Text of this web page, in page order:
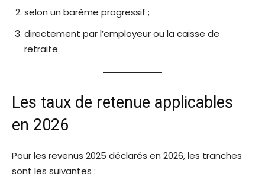
selon un barème progressif ;
directement par l’employeur ou la caisse de
retraite.
Les taux de retenue applicables
en 2026
Pour les revenus 2025 déclarés en 2026, les tranches
sont les suivantes :